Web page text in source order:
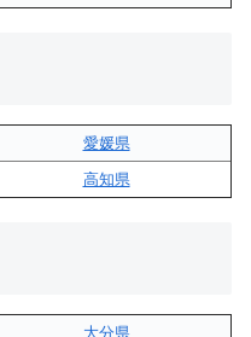
愛媛県
高知県
大分県